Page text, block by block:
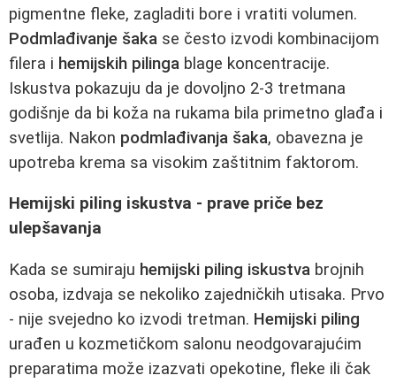
pigmentne fleke, zagladiti bore i vratiti volumen.
Podmlađivanje šaka se često izvodi kombinacijom
filera i hemijskih pilinga blage koncentracije.
Iskustva pokazuju da je dovoljno 2-3 tretmana
godišnje da bi koža na rukama bila primetno glađa i
svetlija. Nakon podmlađivanja šaka, obavezna je
upotreba krema sa visokim zaštitnim faktorom.
Hemijski piling iskustva - prave priče bez
ulepšavanja
Kada se sumiraju hemijski piling iskustva brojnih
osoba, izdvaja se nekoliko zajedničkih utisaka. Prvo
- nije svejedno ko izvodi tretman. Hemijski piling
urađen u kozmetičkom salonu neodgovarajućim
preparatima može izazvati opekotine, fleke ili čak